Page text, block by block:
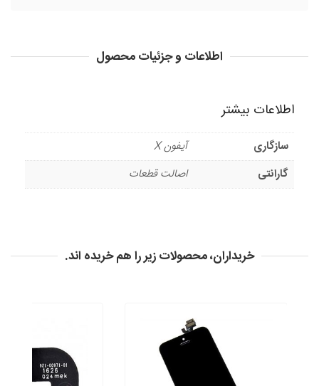
اطلاعات و جزئیات محصول
اطلاعات بیشتر
سازگاری
آیفون X
گارانتی
اصالت قطعات
خریداران، محصولات زیر را هم خریده اند.